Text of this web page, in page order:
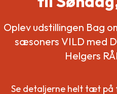
Oplev udstillingen Bag
sæsoners VILD med
Helgers
Se detaljerne helt tæt på